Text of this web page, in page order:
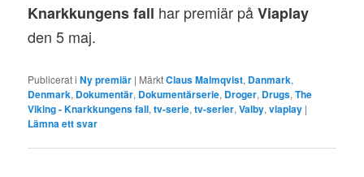
Knarkkungens fall har premiär påViaplay
den 5 maj.
Publicerat i Ny premiär | MärktClaus Malmqvist, Danmark,
Denmark, Dokumentär, Dokumentärserie, Droger, Drugs,The
Viking - Knarkkungens fall,tv-serie,tv-serier,Valby,viaplay |
Lämna ett svar